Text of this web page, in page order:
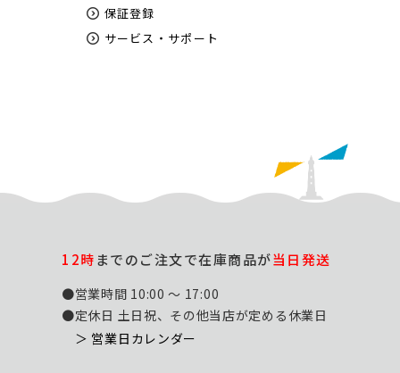
保証登録
サービス・サポート
12時までのご注文で在庫商品が当日発送
●営業時間 10:00 ～ 17:00
●定休日 土日祝、その他当店が定める休業日
＞ 営業日カレンダー